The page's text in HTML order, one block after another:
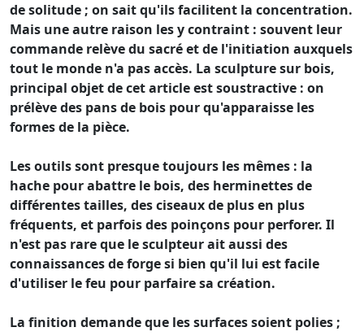
de solitude ; on sait qu'ils facilitent la concentration.
Mais une autre raison les y contraint : souvent leur
commande relève du sacré et de l'initiation auxquels
tout le monde n'a pas accès. La sculpture sur bois,
principal objet de cet article est soustractive : on
prélève des pans de bois pour qu'apparaisse les
formes de la pièce.
Les outils sont presque toujours les mêmes : la
hache pour abattre le bois, des herminettes de
différentes tailles, des ciseaux de plus en plus
fréquents, et parfois des poinçons pour perforer. Il
n'est pas rare que le sculpteur ait aussi des
connaissances de forge si bien qu'il lui est facile
d'utiliser le feu pour parfaire sa création.
La finition demande que les surfaces soient polies ;